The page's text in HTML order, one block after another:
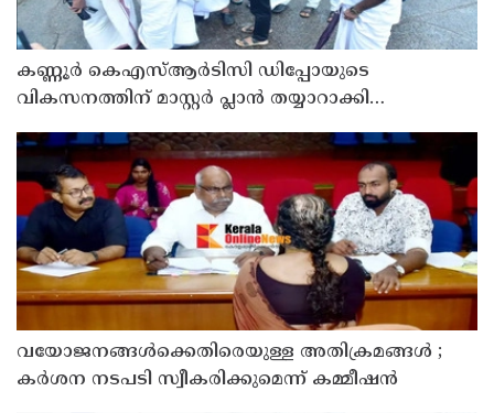
കണ്ണൂർ കെഎസ്ആർടിസി ഡിപ്പോയുടെ
വികസനത്തിന് മാസ്റ്റർ പ്ലാൻ തയ്യാറാക്കി
സമർപ്പിക്കും : ടി ഒ മോഹനൻ എം എൽ എ
വയോജനങ്ങൾക്കെതിരെയുള്ള അതിക്രമങ്ങൾ ;
കർശന നടപടി സ്വീകരിക്കുമെന്ന് കമ്മീഷൻ